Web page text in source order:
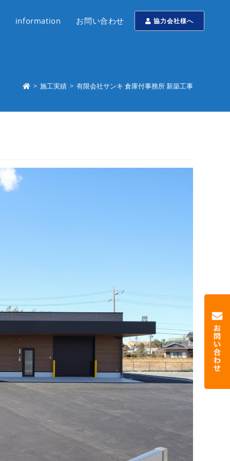
協力会社様へ
information お問い合わせ
> 施工実績 > 有限会社サンキ 倉庫付事務所 新築工事